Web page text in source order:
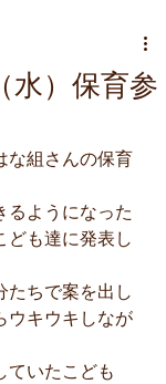
水）保育参
な組さんの保育
るようになった
ども達に発表し
たちで案を出し
ウキウキしなが
ていたこども